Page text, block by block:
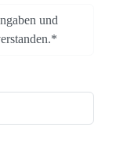
und